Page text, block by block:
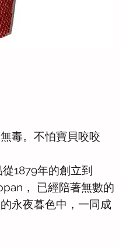
毒。不怕寶貝咬咬
1879年的創立到
， 已經陪著無數的
永夜暮色中，一同成